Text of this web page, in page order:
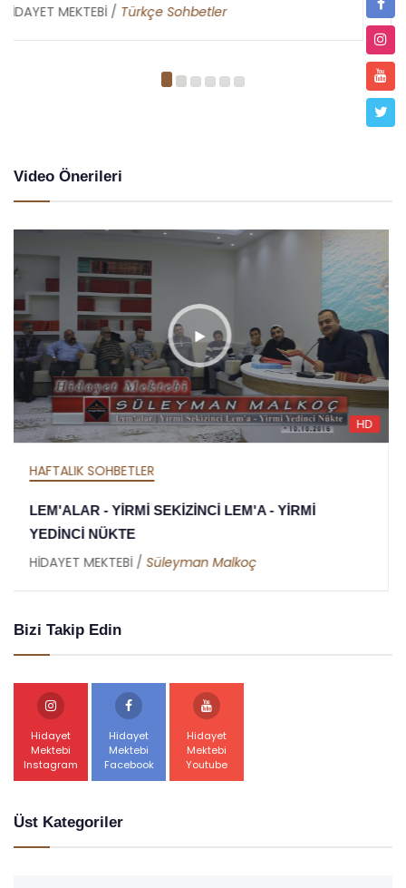
HİDAYET MEKTEBİ /Metin Duymaz
Video Önerileri
HAFTALIK SOHBETLER
MEKTUBAT - YİRMİ DOKUZUNCU MEKTUP -
RAMAZAN RİSALESİ - ALTINCI NÜKTE
HİDAYET MEKTEBİ /Abdullah Akbaş
Bizi Takip Edin
Hidayet
Mektebi
Instagram
Hidayet
Mektebi
Facebook
Hidayet
Mektebi
Youtube
Üst Kategoriler